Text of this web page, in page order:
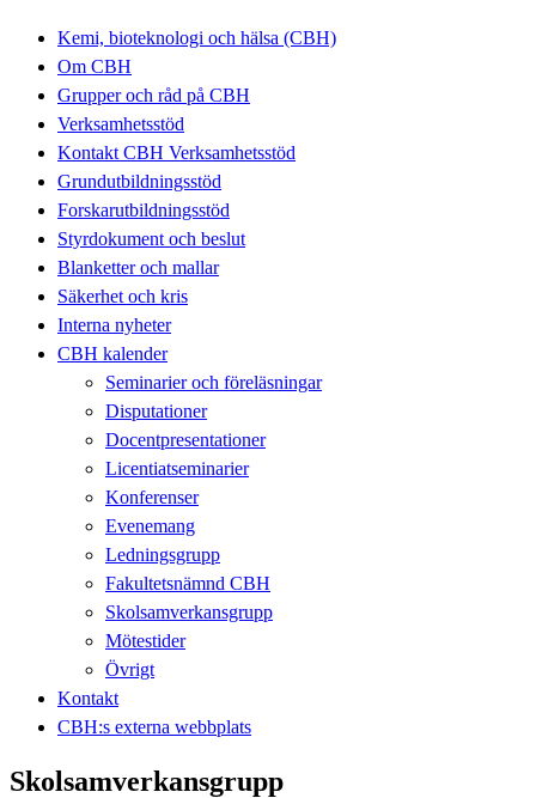
Kemi, bioteknologi och hälsa (CBH)
Om CBH
Grupper och råd på CBH
Verksamhetsstöd
Kontakt CBH Verksamhetsstöd
Grundutbildningsstöd
Forskarutbildningsstöd
Styrdokument och beslut
Blanketter och mallar
Säkerhet och kris
Interna nyheter
CBH kalender
Seminarier och föreläsningar
Disputationer
Docentpresentationer
Licentiatseminarier
Konferenser
Evenemang
Ledningsgrupp
Fakultetsnämnd CBH
Skolsamverkansgrupp
Mötestider
Övrigt
Kontakt
CBH:s externa webbplats
Skolsamverkansgrupp